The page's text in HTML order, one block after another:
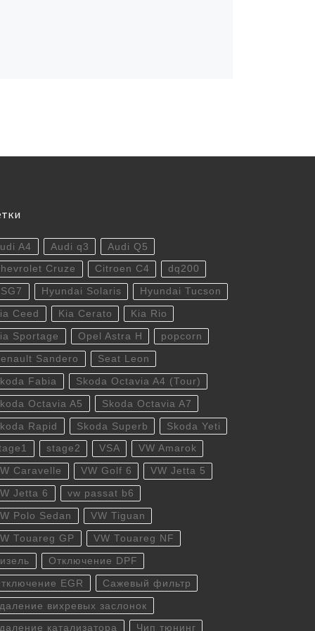
A4 Audi q3 Audi Q5
Cruze Citroen C4 dq200
Hyundai Solaris Hyundai Tucson
Ceed Kia Cerato Kia Rio
Sportage Opel Astra H popcorn
Sandero Seat Leon
Fabia Skoda Octavia A4 (Tour)
Octavia A5 Skoda Octavia A7
Rapid Skoda Superb Skoda Yeti
stage2 VSA VW Amarok
Caravelle VW Golf 6 VW Jetta 5
Jetta 6 vw passat b6
Polo Sedan VW Tiguan
Touareg GP VW Touareg NF
Отключение DPF
EGR Сажевый фильтр
вихревых заслонок
катализатора Чип тюнинг